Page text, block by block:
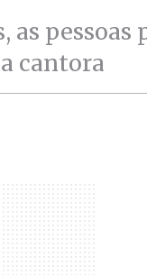
as
cantora